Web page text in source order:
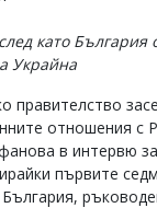
като България
Украйна
правителство
отношения с
в интервю
първите